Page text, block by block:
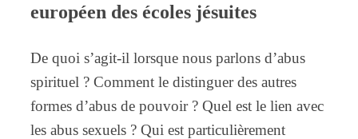
européen des écoles jésuites
De quoi s’agit-il lorsque nous parlons d’abus
spirituel ? Comment le distinguer des autres
formes d’abus de pouvoir ? Quel est le lien avec
les abus sexuels ? Qui est particulièrement